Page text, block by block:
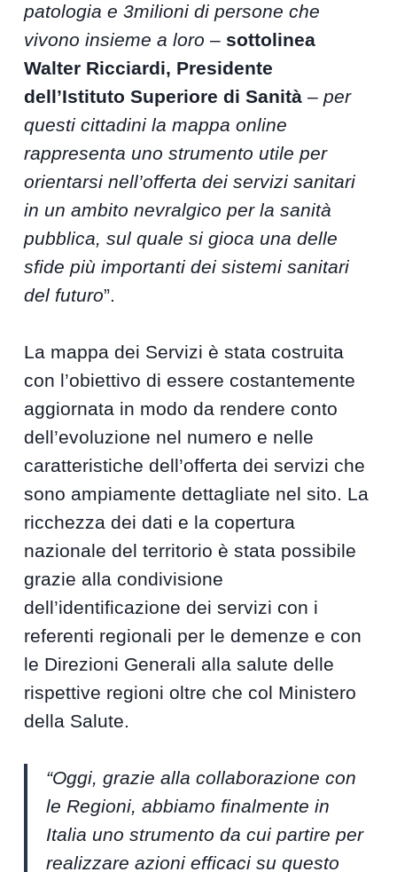
patologia e 3milioni di persone che
vivono insieme a loro – sottolinea
Walter Ricciardi, Presidente
dell’Istituto Superiore di Sanità –per
questi cittadini la mappa online
rappresenta uno strumento utile per
orientarsi nell’offerta dei servizi sanitari
in un ambito nevralgico per la sanità
pubblica, sul quale si gioca una delle
sfide più importanti dei sistemi sanitari
del futuro”.
La mappa dei Servizi è stata costruita
con l’obiettivo di essere costantemente
aggiornata in modo da rendere conto
dell’evoluzione nel numero e nelle
caratteristiche dell’offerta dei servizi che
sono ampiamente dettagliate nel sito. La
ricchezza dei dati e la copertura
nazionale del territorio è stata possibile
grazie alla condivisione
dell’identificazione dei servizi con i
referenti regionali per le demenze e con
le Direzioni Generali alla salute delle
rispettive regioni oltre che col Ministero
della Salute.
“Oggi, grazie alla collaborazione con
le Regioni, abbiamo finalmente in
Italia uno strumento da cui partire per
realizzare azioni efficaci su questo